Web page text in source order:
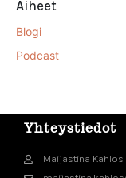
Aiheet
Blogi
Podcast
Yhteystiedot
Maijastina Kahlos